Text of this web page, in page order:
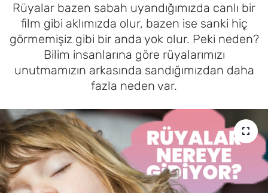
Rüyalar bazen sabah uyandığımızda canlı bir
film gibi aklımızda olur, bazen ise sanki hiç
görmemişiz gibi bir anda yok olur. Peki neden?
Bilim insanlarına göre rüyalarımızı
unutmamızın arkasında sandığımızdan daha
fazla neden var.
EĞİTİM
SAĞLIK
MAGAZİN
Tüm Manşetler
Son Dakika Haberleri
Haber Arşivi